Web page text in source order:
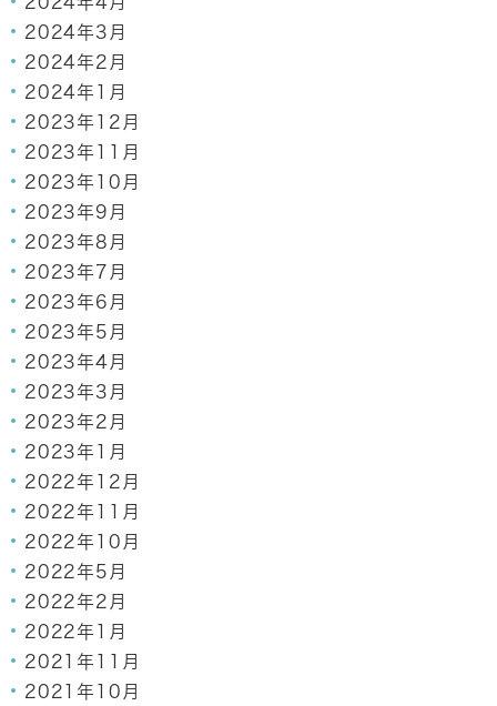
2024年3月
2024年2月
2024年1月
2023年12月
2023年11月
2023年10月
2023年9月
2023年8月
2023年7月
2023年6月
2023年5月
2023年4月
2023年3月
2023年2月
2023年1月
2022年12月
2022年11月
2022年10月
2022年5月
2022年2月
2022年1月
2021年11月
2021年10月